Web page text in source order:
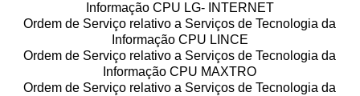
Informação CPU LG- INTERNET
Ordem de Serviço relativo a Serviços de Tecnologia da
Informação CPU LINCE
Ordem de Serviço relativo a Serviços de Tecnologia da
Informação CPU MAXTRO
Ordem de Serviço relativo a Serviços de Tecnologia da